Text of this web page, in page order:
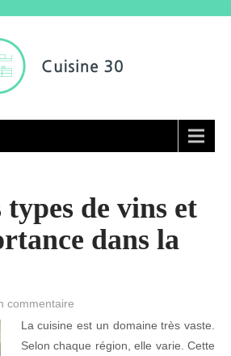
types de vins et
dans la
commentaire
La cuisine est un domaine très vaste.
Selon chaque région, elle varie. Cette